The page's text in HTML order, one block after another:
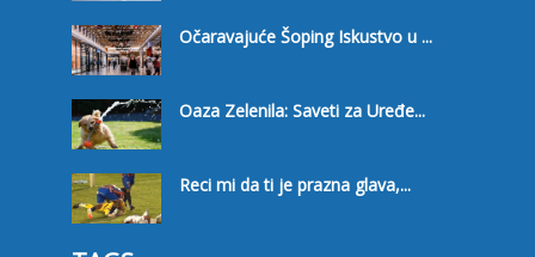
Očaravajuće Šoping Iskustvo u ...
Oaza Zelenila: Saveti za Uređe...
Reci mi da ti je prazna glava,...